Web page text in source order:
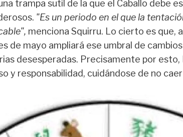
trampa sutil de la que el Caballo debe
"Es un periodo en el que la
menciona Squirru. Lo cierto es que,
de mayo ampliará ese umbral de
desesperadas. Precisamente por
y responsabilidad, cuidándose de no